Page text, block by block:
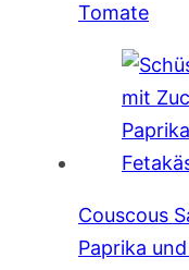
Tomate
Couscous
Paprika